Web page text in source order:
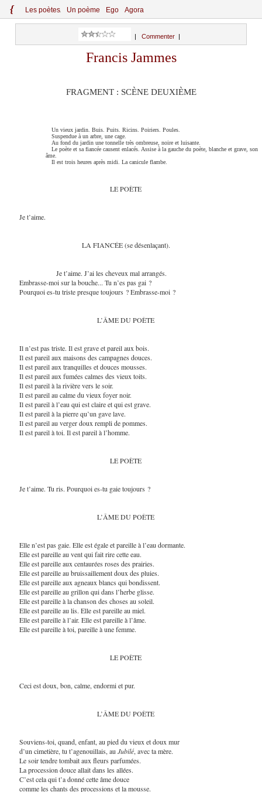
{ Les poètes Un poème Ego Agora
Commenter
Francis Jammes
FRAGMENT : SCÈNE DEUXIÈME
Un vieux jardin. Buis. Puits. Ricins. Poiriers. Poules.
Suspendue à un arbre, une cage.
Au fond du jardin une tonnelle très ombreuse, noire et luisante.
Le poète et sa fiancée causent enlacés. Assise à la gauche du poète, blanche et grave, son
âme.
Il est trois heures après midi. La canicule flambe.
LE POÈTE
Je t’aime.
LA FIANCÉE (se désenlaçant).
Je t’aime. J’ai les cheveux mal arrangés.
Embrasse-moi sur la bouche... Tu n’es pas gai ?
Pourquoi es-tu triste presque toujours ? Embrasse-moi ?
L’ÂME DU POÈTE
Il n’est pas triste. Il est grave et pareil aux bois.
Il est pareil aux maisons des campagnes douces.
Il est pareil aux tranquilles et douces mousses.
Il est pareil aux fumées calmes des vieux toits.
Il est pareil à la rivière vers le soir.
Il est pareil au calme du vieux foyer noir.
Il est pareil à l’eau qui est claire et qui est grave.
Il est pareil à la pierre qu’un gave lave.
Il est pareil au verger doux rempli de pommes.
Il est pareil à toi. Il est pareil à l’homme.
LE POÈTE
Je t’aime. Tu ris. Pourquoi es-tu gaie toujours ?
L’ÂME DU POÈTE
Elle n’est pas gaie. Elle est égale et pareille à l’eau dormante.
Elle est pareille au vent qui fait rire cette eau.
Elle est pareille aux centaurées roses des prairies.
Elle est pareille au bruissaillement doux des pluies.
Elle est pareille aux agneaux blancs qui bondissent.
Elle est pareille au grillon qui dans l’herbe glisse.
Elle est pareille à la chanson des choses au soleil.
Elle est pareille au lis. Elle est pareille au miel.
Elle est pareille à l’air. Elle est pareille à l’âme.
Elle est pareille à toi, pareille à une femme.
LE POÈTE
Ceci est doux, bon, calme, endormi et pur.
L’ÂME DU POÈTE
Souviens-toi, quand, enfant, au pied du vieux et doux mur
d’un cimetière, tu t’agenouillais, au Jubilé, avec ta mère.
Le soir tendre tombait aux fleurs parfumées.
La procession douce allait dans les allées.
C’est cela qui t’a donné cette âme douce
comme les chants des processions et la mousse.